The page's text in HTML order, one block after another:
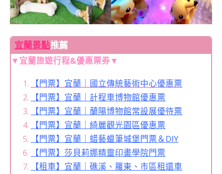
宜蘭景點推薦
▼宜蘭旅遊行程&優惠票券▼
【門票】宜蘭｜國立傳統藝術中心優惠票
【門票】宜蘭｜計程車博物館優惠票
【門票】宜蘭｜蘭陽博物館常設展優待票
【門票】宜蘭｜綺麗觀光園區優惠票
【門票】宜蘭｜蜡藝蠟筆城堡門票＆DIY
【門票】莎貝莉娜精靈印畫學院門票
【租車】宜蘭｜礁溪、羅東、市區租還車